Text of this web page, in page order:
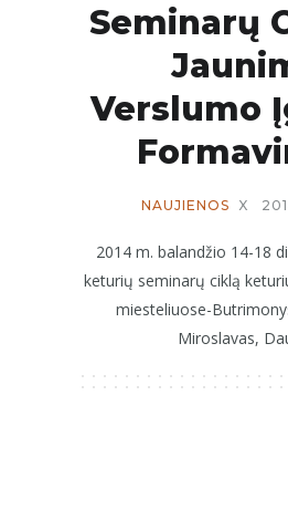
Seminarų
Verslumo
NAUJIENOS X
2014 m. balandžio 14-18
keturių seminarų ciklą
miesteliuose-
Miroslavas,